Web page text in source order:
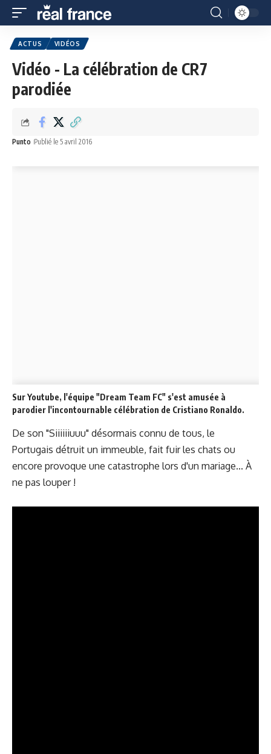
ACTUS VIDÉOS
Vidéo - La célébration de CR7
parodiée
Punto Publié le 5 avril 2016
Sur Youtube, l'équipe "Dream Team FC" s'est amusée à
parodier l'incontournable célébration de Cristiano Ronaldo.
De son "Siiiiiiuuu" désormais connu de tous, le
Portugais détruit un immeuble, fait fuir les chats ou
encore provoque une catastrophe lors d'un mariage... À
ne pas louper !